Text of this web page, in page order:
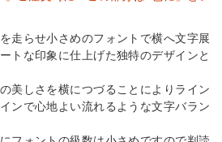
走らせ小さめのフォントで横へ文字展
トな印象に仕上げた独特のデザインと
美しさを横につづることによりライン
ンで心地よい流れるような文字バラン